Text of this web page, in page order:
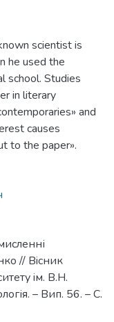
scientist is
he used the
school. Studies
in literary
and
causes
to the paper».
// Вiсник
iм. В.Н.
– Вип. 56. – С.